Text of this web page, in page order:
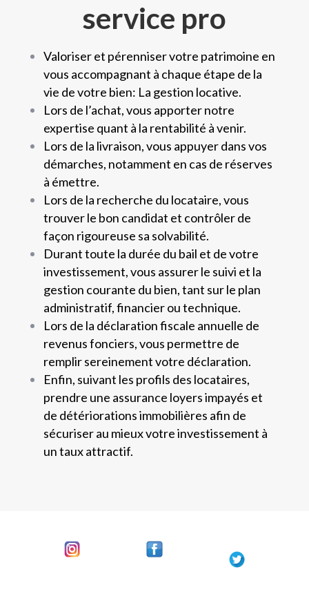
service pro
Valoriser et pérenniser votre patrimoine en
vous accompagnant à chaque étape de la
vie de votre bien: La gestion locative.
Lors de l’achat, vous apporter notre
expertise quant à la rentabilité à venir.
Lors de la livraison, vous appuyer dans vos
démarches, notamment en cas de réserves
à émettre.
Lors de la recherche du locataire, vous
trouver le bon candidat et contrôler de
façon rigoureuse sa solvabilité.
Durant toute la durée du bail et de votre
investissement, vous assurer le suivi et la
gestion courante du bien, tant sur le plan
administratif, financier ou technique.
Lors de la déclaration fiscale annuelle de
revenus fonciers, vous permettre de
remplir sereinement votre déclaration.
Enfin, suivant les profils des locataires,
prendre une assurance loyers impayés et
de détériorations immobilières afin de
sécuriser au mieux votre investissement à
un taux attractif.